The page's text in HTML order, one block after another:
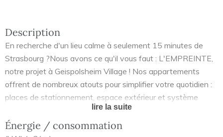
Description
En recherche d'un lieu calme à seulement 15 minutes de
Strasbourg ?Nous avons ce qu'il vous faut : L'EMPREINTE,
notre projet à Geispolsheim Village ! Nos appartements
offrent de nombreux atouts pour simplifier votre quotidien :
places de stationnement, espace extérieur et système
connecté. N'attendez plus et prenez contact dès à présent
avec l'un de nos commerciaux pour en savoir davantage sur
lire la suite
Énergie / consommation